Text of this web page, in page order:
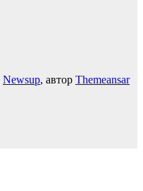
Newsup, автор Themeansar